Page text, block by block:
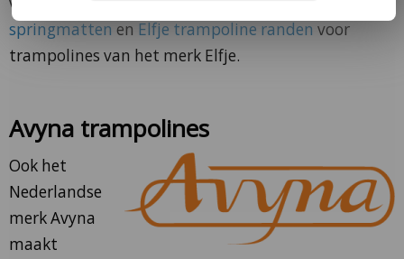
springmatten en Elfje trampoline randen voor
trampolines van het merk Elfje.
Avyna trampolines
Ook het
Nederlandse
merk Avyna
maakt